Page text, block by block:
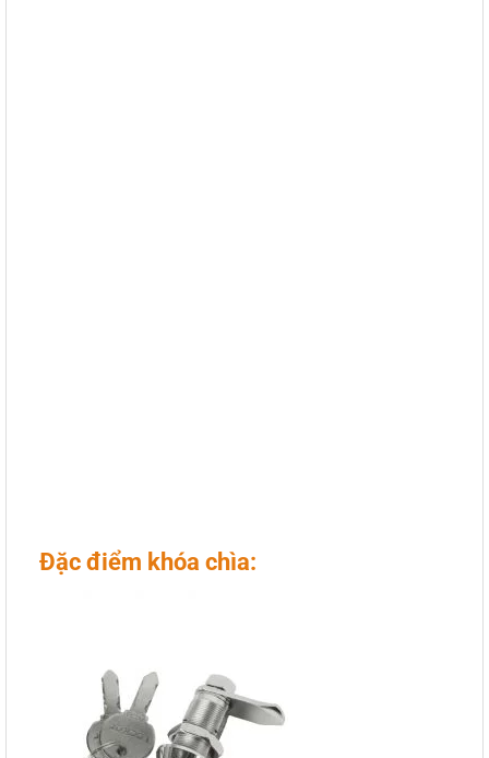
Đặc điểm khóa chìa: